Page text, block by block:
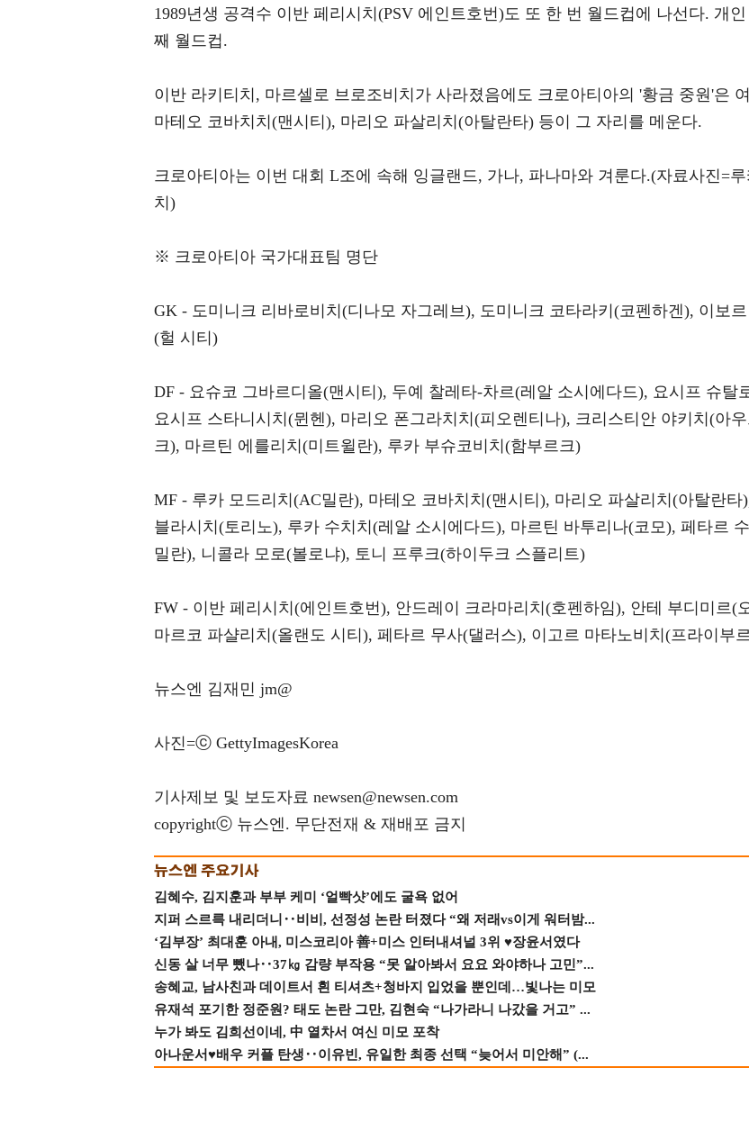
1989년생 공격수 이반 페리시치(PSV 에인트호번)도 또 한 번 월드컵에 나선다. 개인
째 월드컵.
이반 라키티치, 마르셀로 브로조비치가 사라졌음에도 크로아티아의 '황금 중원'은
마테오 코바치치(맨시티), 마리오 파살리치(아탈란타) 등이 그 자리를 메운다.
크로아티아는 이번 대회 L조에 속해 잉글랜드, 가나, 파나마와 겨룬다.(자료사진=루
치)
※ 크로아티아 국가대표팀 명단
GK - 도미니크 리바로비치(디나모 자그레브), 도미니크 코타라키(코펜하겐), 이보
(헐 시티)
DF - 요슈코 그바르디올(맨시티), 두예 찰레타-차르(레알 소시에다드), 요시프 슈탈
요시프 스타니시치(뮌헨), 마리오 폰그라치치(피오렌티나), 크리스티안 야키치(아
크), 마르틴 에를리치(미트윌란), 루카 부슈코비치(함부르크)
MF - 루카 모드리치(AC밀란), 마테오 코바치치(맨시티), 마리오 파살리치(아탈란타
블라시치(토리노), 루카 수치치(레알 소시에다드), 마르틴 바투리나(코모), 페타르
밀란), 니콜라 모로(볼로냐), 토니 프루크(하이두크 스플리트)
FW - 이반 페리시치(에인트호번), 안드레이 크라마리치(호펜하임), 안테 부디미르(
마르코 파샬리치(올랜도 시티), 페타르 무사(댈러스), 이고르 마타노비치(프라이부
뉴스엔 김재민 jm@
사진=ⓒ GettyImagesKorea
기사제보 및 보도자료 newsen@newsen.com
copyrightⓒ 뉴스엔. 무단전재 & 재배포 금지
김혜수, 김지훈과 부부 케미 ‘얼빡샷’에도 굴욕 없어
지퍼 스르륵 내리더니‥비비, 선정성 논란 터졌다 “왜 저래vs이게 워터밤...
‘김부장’ 최대훈 아내, 미스코리아 善+미스 인터내셔널 3위 ♥장윤서였다
신동 살 너무 뺐나‥37㎏ 감량 부작용 “못 알아봐서 요요 와야하나 고민”...
송혜교, 남사친과 데이트서 흰 티셔츠+청바지 입었을 뿐인데…빛나는 미모
유재석 포기한 정준원? 태도 논란 그만, 김현숙 “나가라니 나갔을 거고” ...
누가 봐도 김희선이네, 中 열차서 여신 미모 포착
아나운서♥배우 커플 탄생‥이유빈, 유일한 최종 선택 “늦어서 미안해” (...